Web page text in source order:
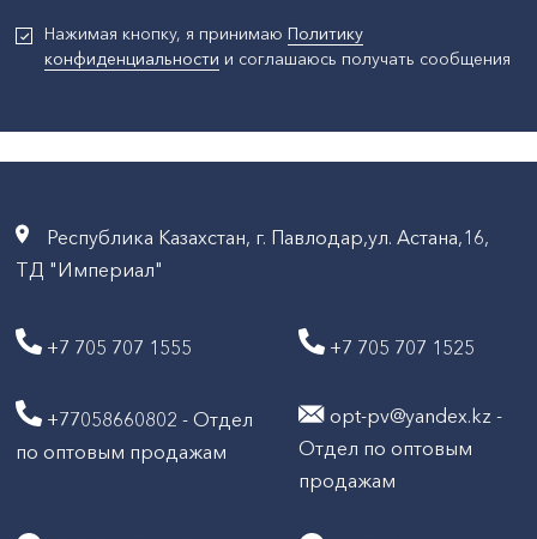
Нажимая кнопку, я принимаю Политику
конфиденциальности и соглашаюсь получать сообщения
Республика Казахстан, г. Павлодар,ул. Астана,16,
ТД "Империал"
+7 705 707 1555 +7 705 707 1525
+77058660802 - Отдел
по оптовым продажам
opt-pv@yandex.kz -
Отдел по оптовым
продажам